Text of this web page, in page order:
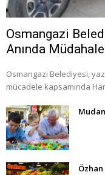
Osmangazi
Anında Müdahale
Osmangazi Belediyesi,
mücadele kapsamında